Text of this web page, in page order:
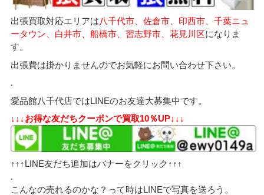
出張買取対応エリアは八千代市、佐倉市、印西市、千葉ニュ
ータウン、白井市、船橋市、習志野市、花見川区になりま
す。
出張費は掛かりませんのでお気軽にお問い合わせ下さい。
.
愛品館八千代店ではLINEのお友達大募集中です。
↓↓↓お得な友だちクーポンで買取10％UP↓↓↓
↑↑↑LINE友だち追加はバナーをクリック↑↑↑
.
こんなの売れるのかな？って時はLINEで写真を送ろう。